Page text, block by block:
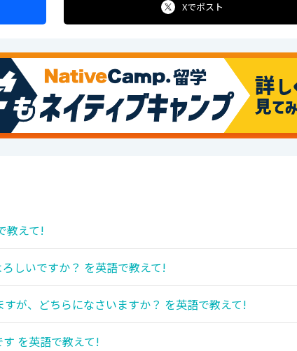
Xでポスト
教えて!
しいですか？ を英語で教えて!
が、どちらになさいますか？ を英語で教えて!
を英語で教えて!